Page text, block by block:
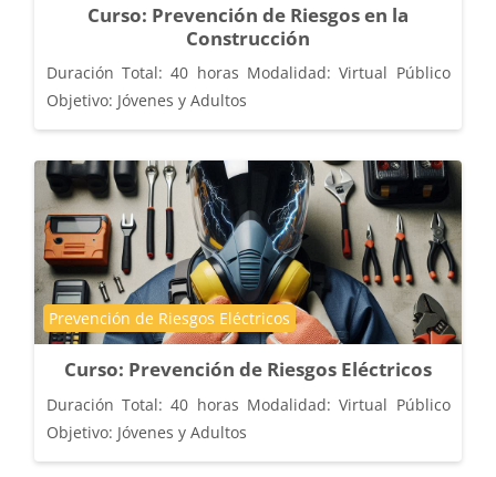
Curso: Prevención de Riesgos en la
Construcción
Duración Total: 40 horas Modalidad: Virtual Público
Objetivo: Jóvenes y Adultos
Curso: Prevención de Riesgos Eléctricos
Categoría de cursos
Prevención de Riesgos Eléctricos
Duración Total: 40 horas Modalidad: Virtual Público
Objetivo: Jóvenes y Adultos